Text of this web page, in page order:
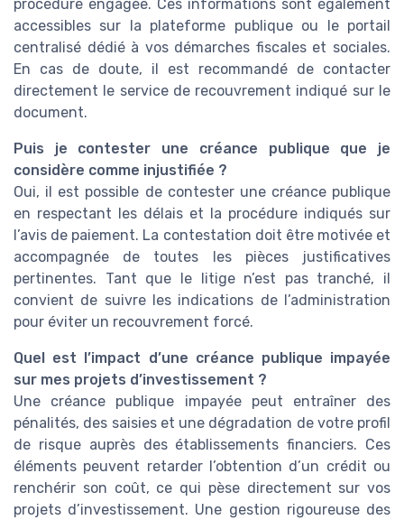
procédure engagée. Ces informations sont également
accessibles sur la plateforme publique ou le portail
centralisé dédié à vos démarches fiscales et sociales.
En cas de doute, il est recommandé de contacter
directement le service de recouvrement indiqué sur le
document.
Puis je contester une créance publique que je
considère comme injustifiée ?
Oui, il est possible de contester une créance publique
en respectant les délais et la procédure indiqués sur
l’avis de paiement. La contestation doit être motivée et
accompagnée de toutes les pièces justificatives
pertinentes. Tant que le litige n’est pas tranché, il
convient de suivre les indications de l’administration
pour éviter un recouvrement forcé.
Quel est l’impact d’une créance publique impayée
sur mes projets d’investissement ?
Une créance publique impayée peut entraîner des
pénalités, des saisies et une dégradation de votre profil
de risque auprès des établissements financiers. Ces
éléments peuvent retarder l’obtention d’un crédit ou
renchérir son coût, ce qui pèse directement sur vos
projets d’investissement. Une gestion rigoureuse des